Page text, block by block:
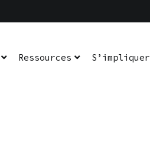
Ressources S’impliquer